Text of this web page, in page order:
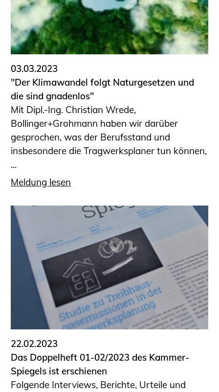
03.03.2023
"Der Klimawandel folgt Natur­gesetzen und
die sind gnadenlos"
Mit Dipl.-Ing. Christian Wrede,
Bollinger+Grohmann haben wir darüber
gesprochen, was der Berufsstand und
insbesondere die Tragwerksplaner tun können,
...
Meldung lesen
22.02.2023
Das Doppelheft 01-02/2023 des Kammer-
Spiegels ist erschienen
Folgende Interviews, Berichte, Urteile und